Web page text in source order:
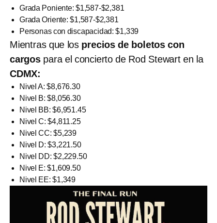
Grada Poniente: $1,587-$2,381
Grada Oriente: $1,587-$2,381
Personas con discapacidad: $1,339
Mientras que los precios de boletos con
cargos para el concierto de Rod Stewart en la
CDMX:
Nivel A: $8,676.30
Nivel B: $8,056.30
Nivel BB: $6,951.45
Nivel C: $4,811.25
Nivel CC: $5,239
Nivel D: $3,221.50
Nivel DD: $2,229.50
Nivel E: $1,609.50
Nivel EE: $1,349